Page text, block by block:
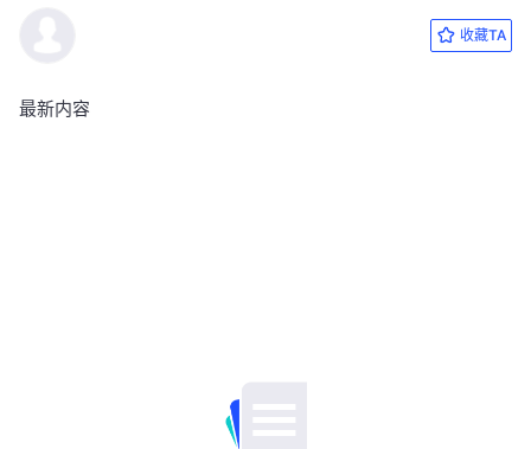
收藏TA
最新内容